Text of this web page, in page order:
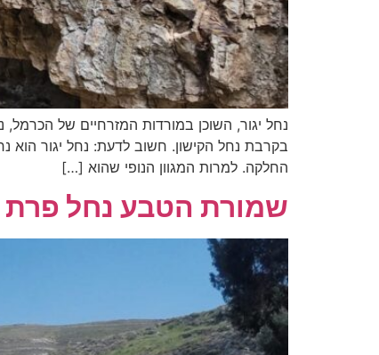
נחל יגור, השוכן במורדות המזרחיים של
בקרבת נחל הקישון. חשוב לדעת: נחל יגור הוא
החלקה. למרות המגוון הנופי שהוא […]
שמורת הטבע נחל פרת